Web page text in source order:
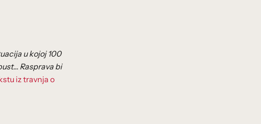
u kojoj 100
… Rasprava bi
iz travnja o